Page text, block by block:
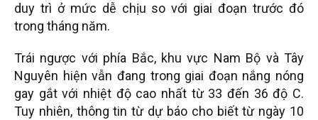
duy trì ở mức dễ chịu so với giai đoạn trước đó
trong tháng năm.
Trái ngược với phía Bắc, khu vực Nam Bộ và Tây
Nguyên hiện vẫn đang trong giai đoạn nắng nóng
gay gắt với nhiệt độ cao nhất từ 33 đến 36 độ C.
Tuy nhiên, thông tin từ dự báo cho biết từ ngày 10